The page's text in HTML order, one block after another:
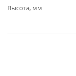
Высота, мм